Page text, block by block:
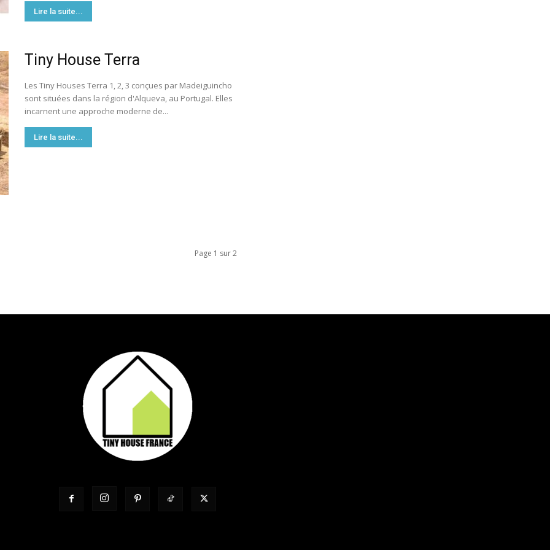
Lire la suite...
Tiny House Terra
Les Tiny Houses Terra 1, 2, 3 conçues par Madeiguincho
sont situées dans la région d'Alqueva, au Portugal. Elles
incarnent une approche moderne de...
Lire la suite...
Page 1 sur 2